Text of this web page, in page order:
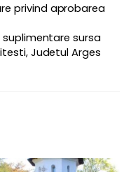
privind aprobarea
suplimentare sursa
Judetul Arges